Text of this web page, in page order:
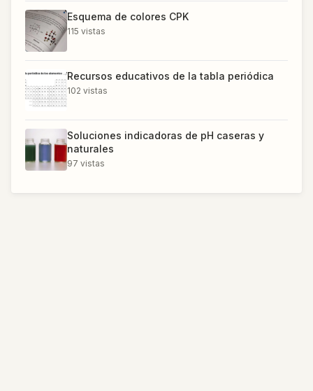
Esquema de colores CPK
115 vistas
Recursos educativos de la tabla periódica
102 vistas
Soluciones indicadoras de pH caseras y
naturales
97 vistas